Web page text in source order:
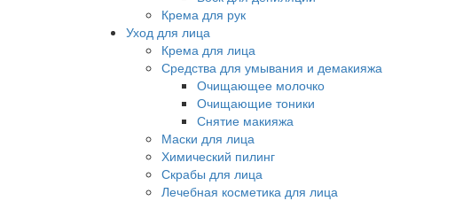
Крема для рук
Уход для лица
Крема для лица
Средства для умывания и демакияжа
Очищающее молочко
Очищающие тоники
Снятие макияжа
Маски для лица
Химический пилинг
Скрабы для лица
Лечебная косметика для лица